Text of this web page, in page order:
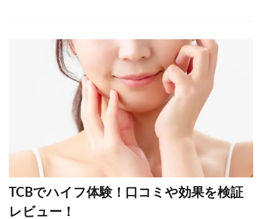
TCBでハイフ体験！口コミや効果を検証
レビュー！